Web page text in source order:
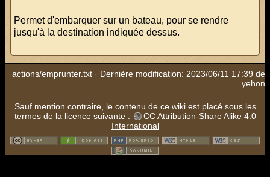
Permet d'embarquer sur un bateau, pour se rendre
jusqu'à la destination indiquée dessus.
actions/emprunter.txt · Dernière modification: 2023/06/11 17:39 de
yehon
Sauf mention contraire, le contenu de ce wiki est placé sous les
termes de la licence suivante :
CC Attribution-Share Alike 4.0
International